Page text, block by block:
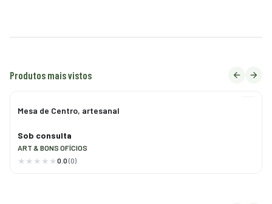
Produtos mais vistos
Mesa de Centro, artesanal
Sob consulta
ART & BONS OFÍCIOS
0.0 (0)